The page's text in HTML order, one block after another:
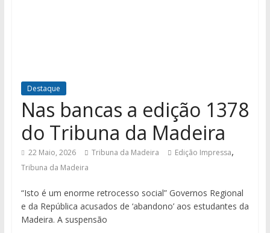
Destaque
Nas bancas a edição 1378
do Tribuna da Madeira
22 Maio, 2026 Tribuna da Madeira Edição Impressa,
Tribuna da Madeira
“Isto é um enorme retrocesso social” Governos Regional
e da República acusados de ‘abandono’ aos estudantes da
Madeira. A suspensão